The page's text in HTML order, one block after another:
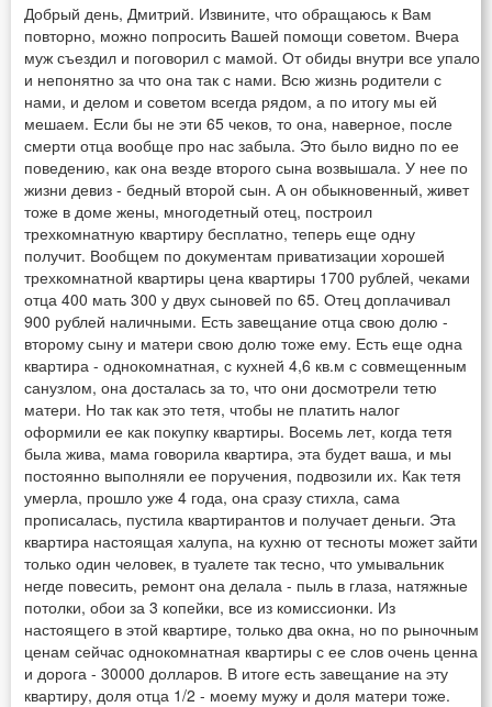
Добрый день, Дмитрий. Извините, что обращаюсь к Вам
повторно, можно попросить Вашей помощи советом. Вчера
муж съездил и поговорил с мамой. От обиды внутри все упало
и непонятно за что она так с нами. Всю жизнь родители с
нами, и делом и советом всегда рядом, а по итогу мы ей
мешаем. Если бы не эти 65 чеков, то она, наверное, после
смерти отца вообще про нас забыла. Это было видно по ее
поведению, как она везде второго сына возвышала. У нее по
жизни девиз - бедный второй сын. А он обыкновенный, живет
тоже в доме жены, многодетный отец, построил
трехкомнатную квартиру бесплатно, теперь еще одну
получит. Вообщем по документам приватизации хорошей
трехкомнатной квартиры цена квартиры 1700 рублей, чеками
отца 400 мать 300 у двух сыновей по 65. Отец доплачивал
900 рублей наличными. Есть завещание отца свою долю -
второму сыну и матери свою долю тоже ему. Есть еще одна
квартира - однокомнатная, с кухней 4,6 кв.м с совмещенным
санузлом, она досталась за то, что они досмотрели тетю
матери. Но так как это тетя, чтобы не платить налог
оформили ее как покупку квартиры. Восемь лет, когда тетя
была жива, мама говорила квартира, эта будет ваша, и мы
постоянно выполняли ее поручения, подвозили их. Как тетя
умерла, прошло уже 4 года, она сразу стихла, сама
прописалась, пустила квартирантов и получает деньги. Эта
квартира настоящая халупа, на кухню от тесноты может зайти
только один человек, в туалете так тесно, что умывальник
негде повесить, ремонт она делала - пыль в глаза, натяжные
потолки, обои за 3 копейки, все из комиссионки. Из
настоящего в этой квартире, только два окна, но по рыночным
ценам сейчас однокомнатная квартиры с ее слов очень ценна
и дорога - 30000 долларов. В итоге есть завещание на эту
квартиру, доля отца 1/2 - моему мужу и доля матери тоже.